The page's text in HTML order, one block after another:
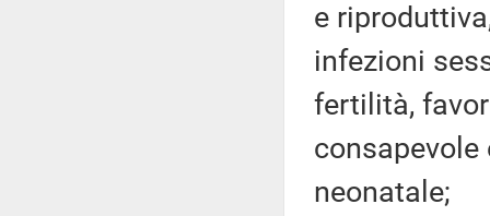
e
infezioni
fertilità,
neonatale;